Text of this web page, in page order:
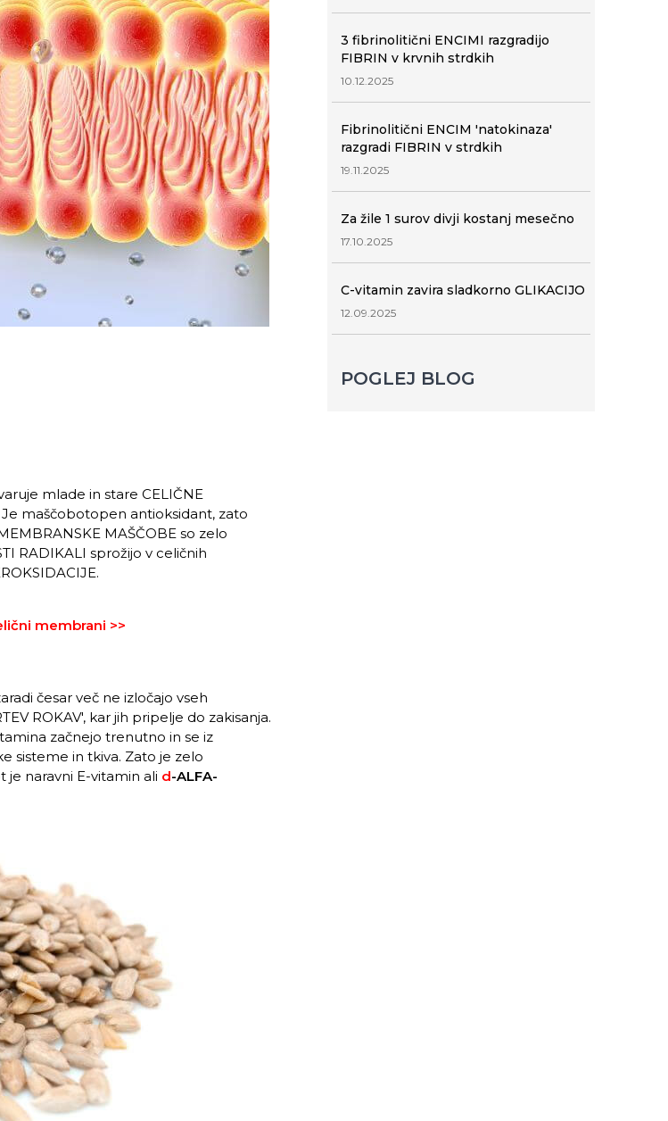
mlade in stare CELIČNE
maščobotopen antioksidant, zato
MAŠČOBE so zelo
RADIKALI sprožijo v celičnih
membrani >>
česar več ne izločajo vseh
ROKAV', kar jih pripelje do zakisanja.
začnejo trenutno in se iz
sisteme in tkiva. Zato je zelo
naravni E-vitamin ali d-ALFA-
3 fibrinolitični ENCIMI razgradijo
FIBRIN v krvnih strdkih
10.12.2025
Fibrinolitični ENCIM 'natokinaza'
razgradi FIBRIN v strdkih
19.11.2025
Za žile 1 surov divji kostanj mesečno
17.10.2025
C-vitamin zavira sladkorno GLIKACIJO
12.09.2025
POGLEJ BLOG